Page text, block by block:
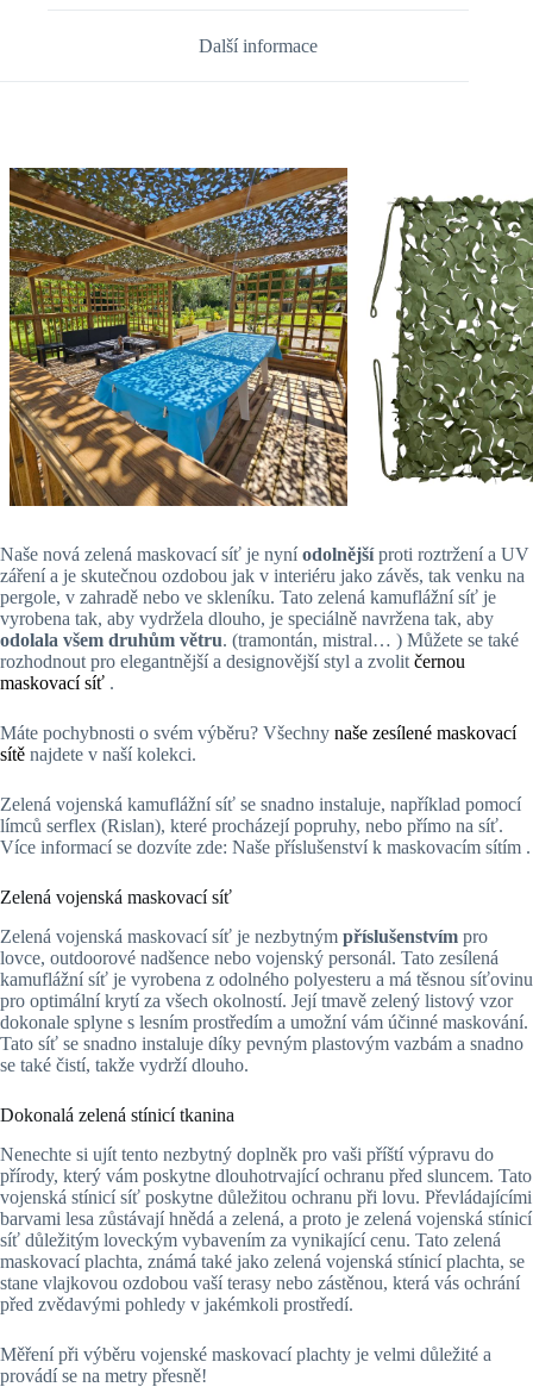
Další informace
Naše nová zelená maskovací síť je nyníodolnějšíproti roztržení a UV
záření a je skutečnou ozdobou jak v interiéru jako závěs, tak venku na
pergole, v zahradě nebo ve skleníku. Tato zelená kamuflážní síť je
vyrobena tak, aby vydržela dlouho, je speciálně navržena tak, aby
odolala všem druhům větru. (tramontán, mistral… ) Můžete se také
rozhodnout pro elegantnější a designovější styl a zvolit černou
maskovací síť .
Máte pochybnosti o svém výběru? Všechny naše zesílené maskovací
sítě najdete v naší kolekci.
Zelená vojenská kamuflážní síť se snadno instaluje, například pomocí
límců serflex (Rislan), které procházejí popruhy, nebo přímo na síť.
Více informací se dozvíte zde: Naše příslušenství k maskovacím sítím .
Zelená vojenská maskovací síť
Zelená vojenská maskovací síť je nezbytným příslušenstvím pro
lovce, outdoorové nadšence nebo vojenský personál. Tato zesílená
kamuflážní síť je vyrobena z odolného polyesteru a má těsnou síťovinu
pro optimální krytí za všech okolností. Její tmavě zelený listový vzor
dokonale splyne s lesním prostředím a umožní vám účinné maskování.
Tato síť se snadno instaluje díky pevným plastovým vazbám a snadno
se také čistí, takže vydrží dlouho.
Dokonalá zelená stínicí tkanina
Nenechte si ujít tento nezbytný doplněk pro vaši příští výpravu do
přírody, který vám poskytne dlouhotrvající ochranu před sluncem. Tato
vojenská stínicí síť poskytne důležitou ochranu při lovu. Převládajícími
barvami lesa zůstávají hnědá a zelená, a proto je zelená vojenská stínicí
síť důležitým loveckým vybavením za vynikající cenu. Tato zelená
maskovací plachta, známá také jako zelená vojenská stínicí plachta, se
stane vlajkovou ozdobou vaší terasy nebo zástěnou, která vás ochrání
před zvědavými pohledy v jakémkoli prostředí.
Měření při výběru vojenské maskovací plachty je velmi důležité a
provádí se na metry přesně!